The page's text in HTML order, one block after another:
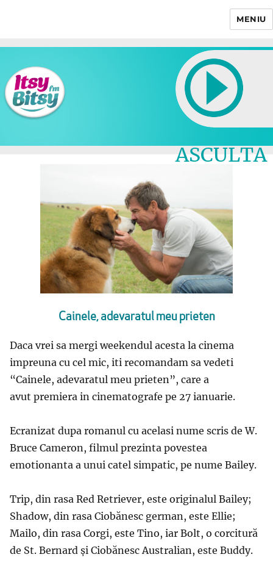
MENIU
ASCULTA
Cainele, adevaratul meu prieten
Daca vrei sa mergi weekendul acesta la cinema
impreuna cu cel mic, iti recomandam sa vedeti
“Cainele, adevaratul meu prieten”, care a
avut premiera in cinematografe pe 27 ianuarie.
Ecranizat dupa romanul cu acelasi nume scris de W.
Bruce Cameron, filmul prezinta povestea
emotionanta a unui catel simpatic, pe nume Bailey.
Trip, din rasa Red Retriever, este originalul Bailey;
Shadow, din rasa Ciobănesc german, este Ellie;
Mailo, din rasa Corgi, este Tino, iar Bolt, o corcitură
de St. Bernard și Ciobănesc Australian, este Buddy.